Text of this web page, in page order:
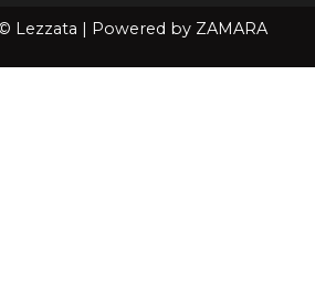
Lezzata | Powered by ZAMARA